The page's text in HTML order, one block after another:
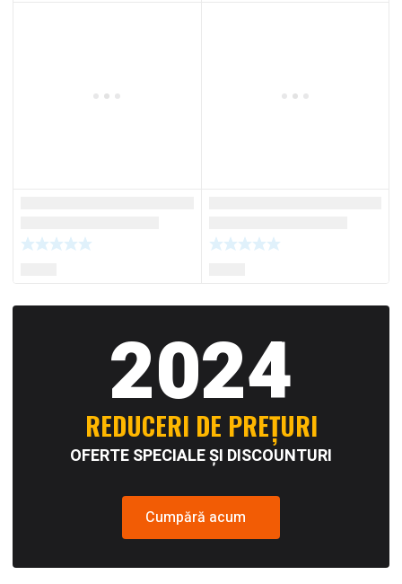
2024
REDUCERI DE PREȚURI
OFERTE SPECIALE ȘI DISCOUNTURI
Cumpără acum